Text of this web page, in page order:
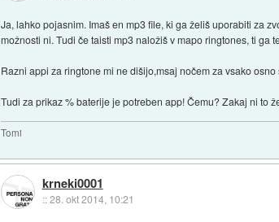
Ja, lahko pojasnim. Imaš en mp3 file, ki ga želiš uporabiti za
možnosti ni. Tudi če taisti mp3 naložiš v mapo ringtones, ti ga
Razni appi za ringtone mi ne dišijo,msaj nočem za vsako
Tudi za prikaz % baterije je potreben app! Čemu? Zakaj ni to
Tomi
krneki0001
::28. okt 2014, 10:21